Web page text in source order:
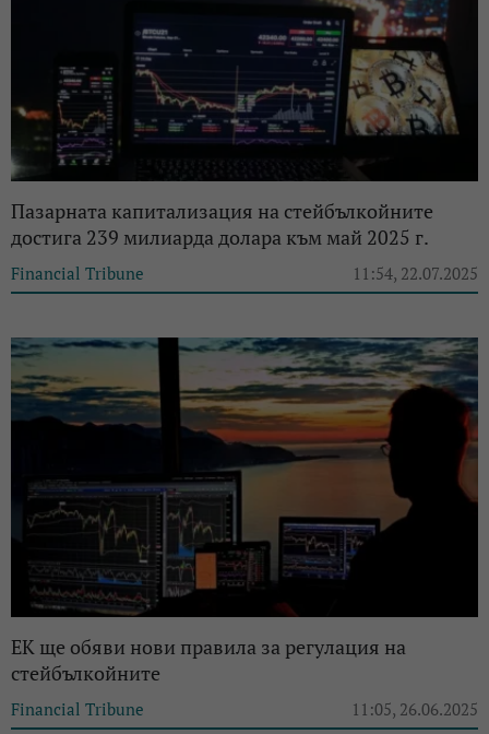
Пазарната капитализация на стейбълкойните
достига 239 милиарда долара към май 2025 г.
Financial Tribune 11:54, 22.07.2025
ЕК ще обяви нови правила за регулация на
стейбълкойните
Financial Tribune 11:05, 26.06.2025